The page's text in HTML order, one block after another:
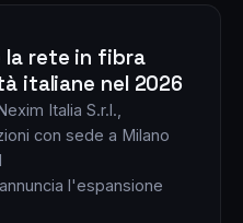
la rete in fibra
italiane nel 2026
Italia S.r.l.,
con sede a Milano
l'espansione